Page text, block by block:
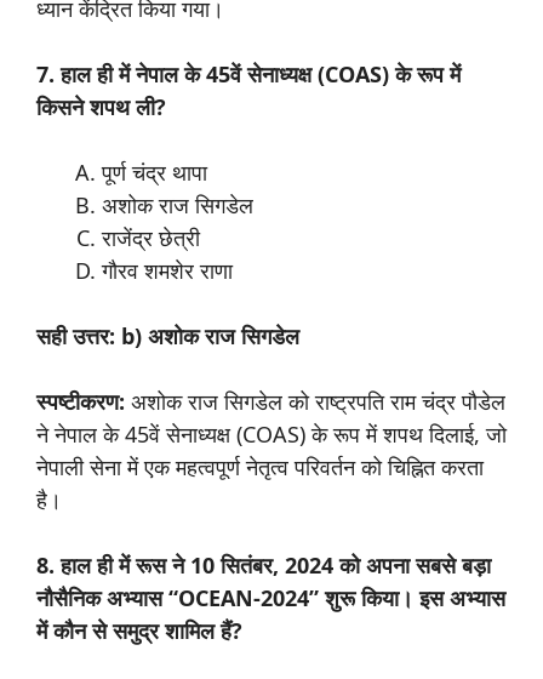
ध्यान केंद्रित किया गया।
7. हाल ही में नेपाल के 45वें सेनाध्यक्ष (COAS) के रूप में
किसने शपथ ली?
पूर्ण चंद्र थापा
अशोक राज सिगडेल
राजेंद्र छेत्री
गौरव शमशेर राणा
सही उत्तर: b) अशोक राज सिगडेल
स्पष्टीकरण: अशोक राज सिगडेल को राष्ट्रपति राम चंद्र पौडेल
ने नेपाल के 45वें सेनाध्यक्ष (COAS) के रूप में शपथ दिलाई, जो
नेपाली सेना में एक महत्वपूर्ण नेतृत्व परिवर्तन को चिह्नित करता
है।
8. हाल ही में रूस ने 10 सितंबर, 2024 को अपना सबसे बड़ा
नौसैनिक अभ्यास “OCEAN-2024” शुरू किया। इस अभ्यास
में कौन से समुद्र शामिल हैं?